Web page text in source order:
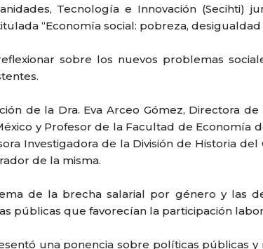
Tecnología e Innovación (Secihti)
“Economía social: pobreza, desigualdad
sobre los nuevos problemas
de la Dra. Eva Arceo Gómez, Directora
y Profesor de la Facultad de Economía
Investigadora de la División de Historia
de la misma.
de la brecha salarial por género y las
públicas que favorecían la participación
una ponencia sobre políticas públicas